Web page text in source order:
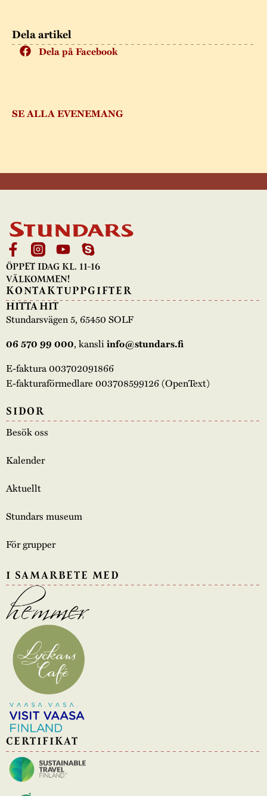
Dela artikel
Dela på Facebook
SE ALLA EVENEMANG
ÖPPET IDAG KL. 11-16
VÄLKOMMEN!
KONTAKTUPPGIFTER
HITTA HIT
Stundarsvägen 5, 65450 SOLF
06 570 99 000, kansliinfo@stundars.fi
E-faktura 003702091866
E-fakturaförmedlare 003708599126 (OpenText)
SIDOR
Besök oss
Kalender
Aktuellt
Stundars museum
För grupper
I SAMARBETE MED
CERTIFIKAT